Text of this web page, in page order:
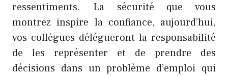
ressentiments. La sécurité que vous
montrez inspire la confiance, aujourd’hui,
vos collègues délégueront la responsabilité
de les représenter et de prendre des
décisions dans un problème d’emploi qui